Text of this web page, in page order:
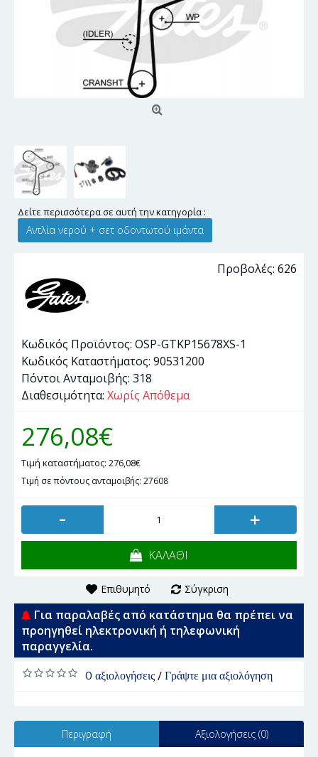
Δείτε περισσότερα σε αυτή την κατηγορία :
Αντλία νερού + σετ οδοντωτού ιμάντα
Προβολές: 626
Κωδικός Προϊόντος: OSP-GTKP15678XS-1
Κωδικός Καταστήματος: 90531200
Πόντοι Ανταμοιβής: 318
Διαθεσιμότητα: Χωρίς Απόθεμα
276,08€
Τιμή καταστήματος: 276,08€
Τιμή σε πόντους ανταμοιβής: 27608
- +
ΚΑΛΑΘΙ
Επιθυμητό Σύγκριση
Για παραλαβές από κατάστημα θα πρέπει να
προηγηθεί ηλεκτρονική ή τηλεφωνική
παραγγελία.
0 αξιολογήσεις/ Γράψτε μια αξιολόγηση
Περιγραφή Αξιολογήσεις (0)